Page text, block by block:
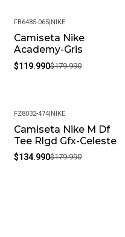
-33%
FB6485-065| NIKE
Camiseta Nike
Academy-Gris
$119.990$179.990
-25%
FZ8032-474| NIKE
Camiseta Nike M Df
Tee Rlgd Gfx-Celeste
$134.990$179.990